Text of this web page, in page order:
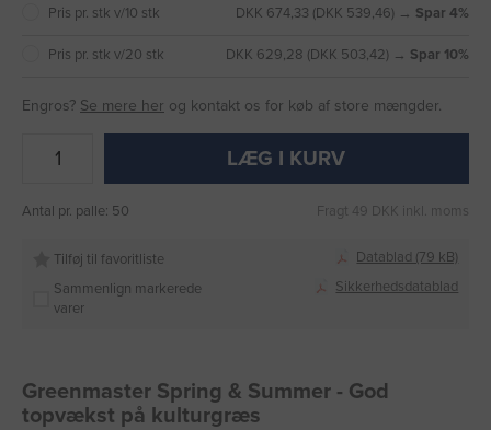
Pris pr. stk v/10 stk DKK 674,33 (DKK 539,46) → Spar 4%
Pris pr. stk v/20 stk DKK 629,28 (DKK 503,42) → Spar 10%
Engros? Se mere her og kontakt os for køb af store mængder.
LÆG I KURV
Antal pr. palle: 50 Fragt 49 DKK inkl. moms
Tilføj til favoritliste
Sammenlign markerede
varer
Datablad (79 kB)
Sikkerhedsdatablad
Greenmaster Spring & Summer - God
topvækst på kulturgræs